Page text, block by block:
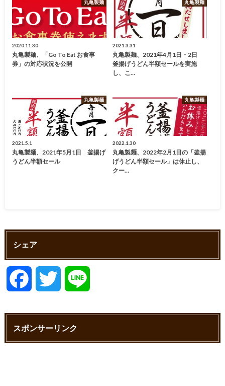
丸亀製麺
2020.11.30
丸亀製麺、「Go To Eat お食事
券」の対応状況を公開
丸亀製麺
2021.3.31
丸亀製麺、2021年4月1日・2日
釜揚げうどん半額セールを実施
し、こ…
丸亀製麺
2021.5.1
丸亀製麺、2021年5月1日 釜揚げ
うどん半額セール
丸亀製麺
2022.1.30
丸亀製麺、2022年2月1日の「釜揚
げうどん半額セール」は休止し、
クー…
シェア
c i
スポンサーリンク